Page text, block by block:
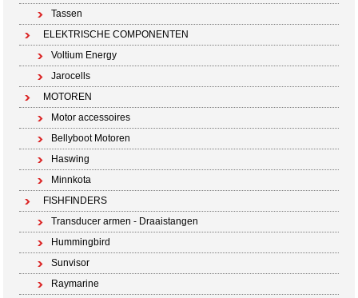
Tassen
ELEKTRISCHE COMPONENTEN
Voltium Energy
Jarocells
MOTOREN
Motor accessoires
Bellyboot Motoren
Haswing
Minnkota
FISHFINDERS
Transducer armen - Draaistangen
Hummingbird
Sunvisor
Raymarine